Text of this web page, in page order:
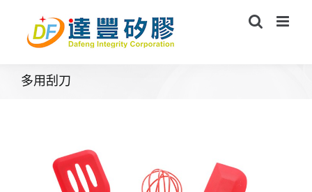
content
多用刮刀